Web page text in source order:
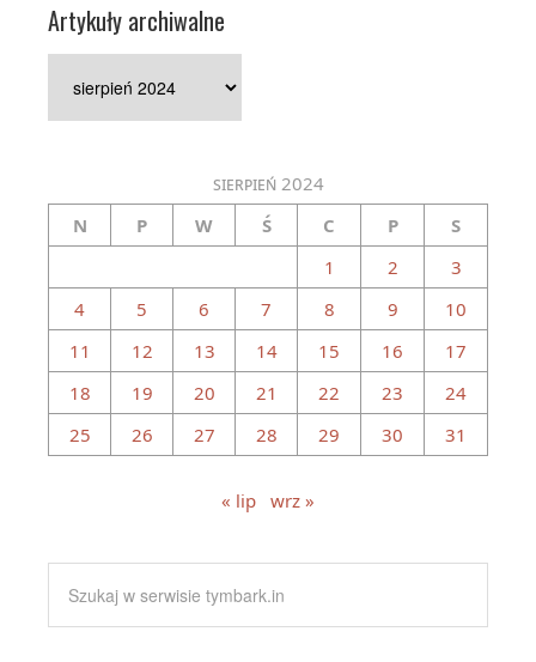
Artykuły archiwalne
archiwalne
sierpień 2024
N
P W Ś C P
S
1
2
3
4
5 6 7 8 9
10
11
12 13 14 15 16
17
18
19 20 21 22 23
24
25
26 27 28 29 30 31
« lip wrz »